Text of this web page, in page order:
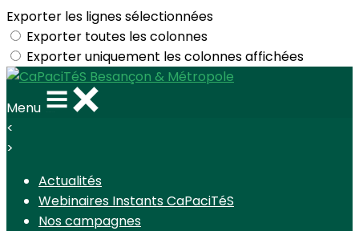
Exporter les lignes sélectionnées
Exporter toutes les colonnes
Exporter uniquement les colonnes affichées
Menu
<
>
Actualités
Webinaires Instants CaPaciTéS
Nos campagnes